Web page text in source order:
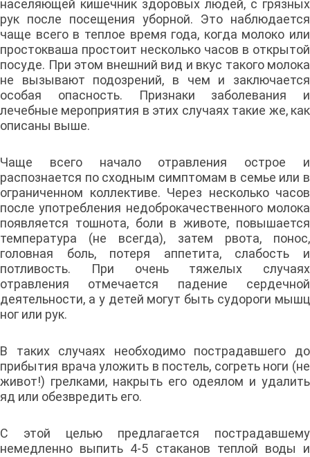
населяющей кишечник здоровых людей, с грязных
рук после посещения уборной. Это наблюдается
чаще всего в теплое время года, когда молоко или
простокваша простоит несколько часов в открытой
посуде. При этом внешний вид и вкус такого молока
не вызывают подозрений, в чем и заключается
особая опасность. Признаки заболевания и
лечебные мероприятия в этих случаях такие же, как
описаны выше.
Чаще всего начало отравления острое и
распознается по сходным симптомам в семье или в
ограниченном коллективе. Через несколько часов
после употребления недоброкачественного молока
появляется тошнота, боли в животе, повышается
температура (не всегда), затем рвота, понос,
головная боль, потеря аппетита, слабость и
потливость. При очень тяжелых случаях
отравления отмечается падение сердечной
деятельности, а у детей могут быть судороги мышц
ног или рук.
В таких случаях необходимо пострадавшего до
прибытия врача уложить в постель, согреть ноги (не
живот!) грелками, накрыть его одеялом и удалить
яд или обезвредить его.
С этой целью предлагается пострадавшему
немедленно выпить 4-5 стаканов теплой воды и